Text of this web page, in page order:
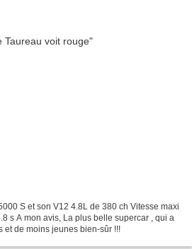
S et son V12 4.8L de 380 ch Vitesse maxi
s A mon avis, La plus belle supercar , qui a
et de moins jeunes bien-sûr !!!